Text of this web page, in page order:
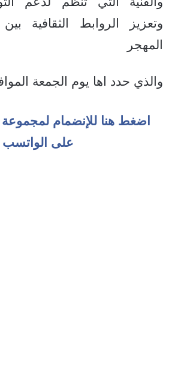
وتعزيز الروابط الثقافية
المهجر
والذي حدد اها يوم الجمعة الموافق
اضغط هنا للإنضمام
على الواتسب